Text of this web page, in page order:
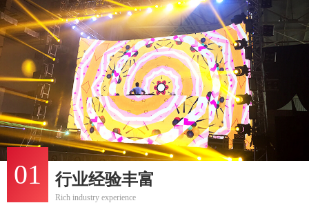
01 行业经验丰富
Rich industry experience